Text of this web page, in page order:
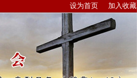
设为首页 加入收藏